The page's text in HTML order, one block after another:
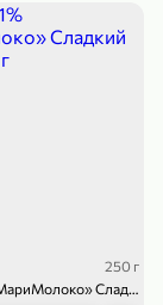
250 г
Топпинг 1% «МариМолоко» Сладкий кокос, 250 г